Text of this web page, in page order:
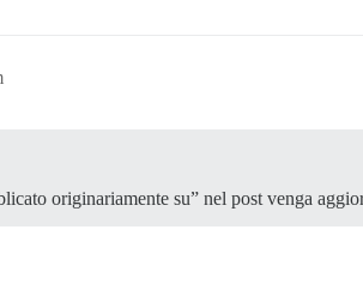
originariamente su” nel post venga